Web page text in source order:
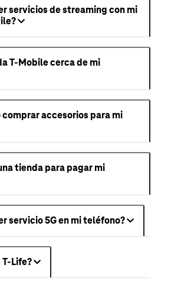
servicios de streaming con mi
T-Mobile cerca de mi
comprar accesorios para mi
tienda para pagar mi
servicio 5G en mi teléfono?
T-Life?